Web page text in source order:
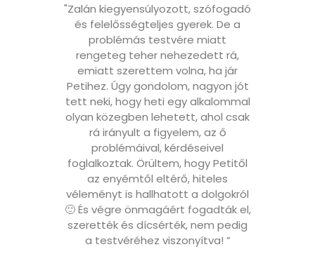
"Zalán kiegyensúlyozott, szófogadó
és felelősségteljes gyerek. De a
problémás testvére miatt
rengeteg teher nehezedett rá,
emiatt szerettem volna, ha jár
Petihez. Úgy gondolom, nagyon jót
tett neki, hogy heti egy alkalommal
olyan közegben lehetett, ahol csak
rá irányult a figyelem, az ő
problémáival, kérdéseivel
foglalkoztak. Örültem, hogy Petitől
az enyémtől eltérő, hiteles
véleményt is hallhatott a dolgokról
🙂 És végre önmagáért fogadták el,
szerették és dícsérték, nem pedig
a testvéréhez viszonyítva! ”